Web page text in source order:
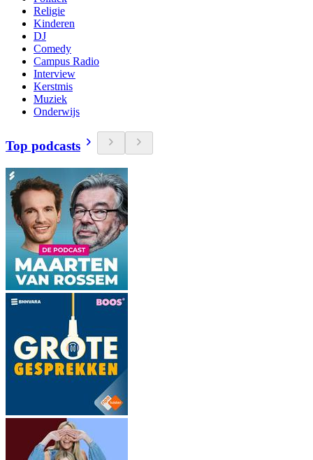
Religie
Kinderen
DJ
Comedy
Campus Radio
Interview
Kerstmis
Muziek
Onderwijs
Top podcasts